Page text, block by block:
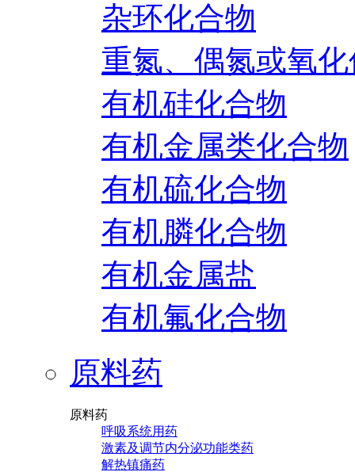
杂环化合物
重氮、偶氮或氧
有机硅化合物
有机金属类化合物
有机硫化合物
有机膦化合物
有机金属盐
有机氟化合物
原料药
原料药
呼吸系统用药
激素及调节内分泌功能类药
解热镇痛药